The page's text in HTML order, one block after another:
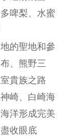
啤梨、水蜜
的聖地和參
、熊野三
貴族之路
崎、白崎海
洋形成完美
收眼底